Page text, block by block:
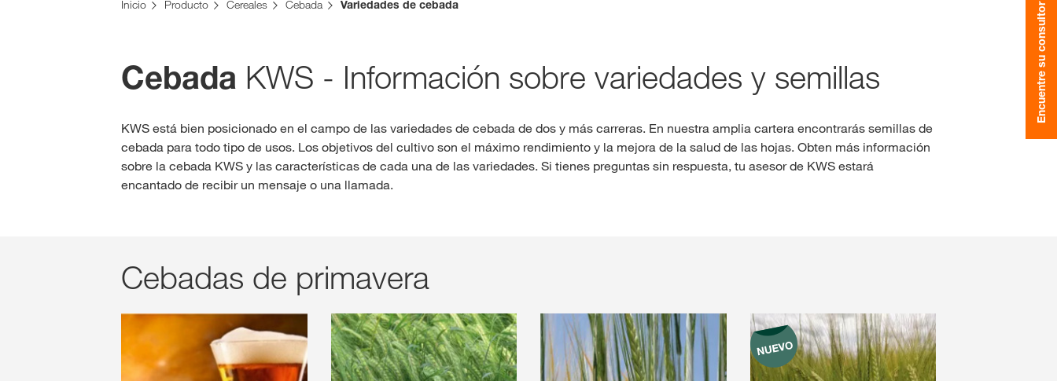
Consultores de girasol
Consultores de sorgo
INICIO DE SESIÓN
REGÍSTRESE
Inicio Producto Cereales Cebada Variedades de cebada
Cebada KWS - Información sobre variedades y semillas
KWS está bien posicionado en el campo de las variedades de cebada de dos y más carreras. En nuestra amplia cartera encontrarás semillas de
cebada para todo tipo de usos. Los objetivos del cultivo son el máximo rendimiento y la mejora de la salud de las hojas. Obten más información
sobre la cebada KWS y las características de cada una de las variedades. Si tienes preguntas sin respuesta, tu asesor de KWS estará
encantado de recibir un mensaje o una llamada.
Cebadas de primavera
Encuentre su consultor